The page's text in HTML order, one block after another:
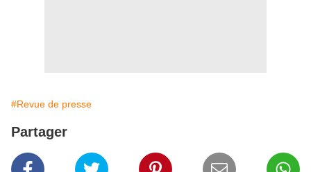
#Revue de presse
Partager